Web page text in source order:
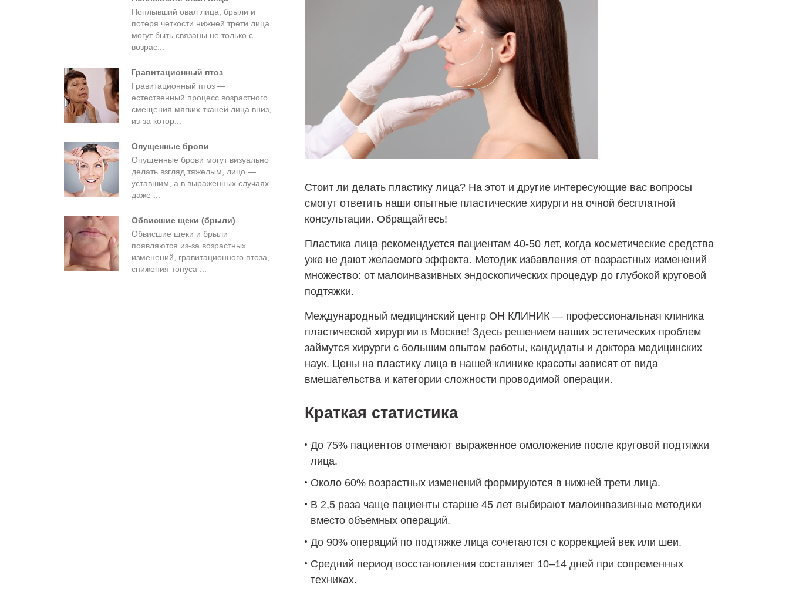
Поплывший овал лица, брыли и
потеря четкости нижней трети лица
могут быть связаны не только с
возрас...
Гравитационный птоз
Гравитационный птоз —
естественный процесс возрастного
смещения мягких тканей лица вниз,
из-за котор...
Опущенные брови
Опущенные брови могут визуально
делать взгляд тяжелым, лицо —
уставшим, а в выраженных случаях
даже ...
Обвисшие щеки (брыли)
Обвисшие щеки и брыли
появляются из-за возрастных
изменений, гравитационного птоза,
снижения тонуса ...
Стоит ли делать пластику лица? На этот и другие интересующие вас вопросы
смогут ответить наши опытные пластические хирурги на очной бесплатной
консультации. Обращайтесь!
Пластика лица рекомендуется пациентам 40-50 лет, когда косметические средства
уже не дают желаемого эффекта. Методик избавления от возрастных изменений
множество: от малоинвазивных эндоскопических процедур до глубокой круговой
подтяжки.
Международный медицинский центр ОН КЛИНИК — профессиональная клиника
пластической хирургии в Москве! Здесь решением ваших эстетических проблем
займутся хирурги с большим опытом работы, кандидаты и доктора медицинских
наук. Цены на пластику лица в нашей клинике красоты зависят от вида
вмешательства и категории сложности проводимой операции.
Краткая статистика
До 75% пациентов отмечают выраженное омоложение после круговой подтяжки
лица.
Около 60% возрастных изменений формируются в нижней трети лица.
В 2,5 раза чаще пациенты старше 45 лет выбирают малоинвазивные методики
вместо объемных операций.
До 90% операций по подтяжке лица сочетаются с коррекцией век или шеи.
Средний период восстановления составляет 10–14 дней при современных
техниках.